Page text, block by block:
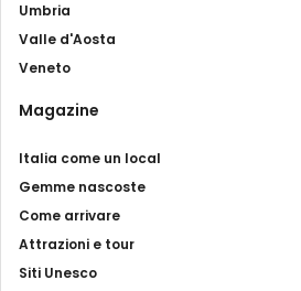
Umbria
Valle d'Aosta
Veneto
Magazine
Italia come un local
Gemme nascoste
Come arrivare
Attrazioni e tour
Siti Unesco